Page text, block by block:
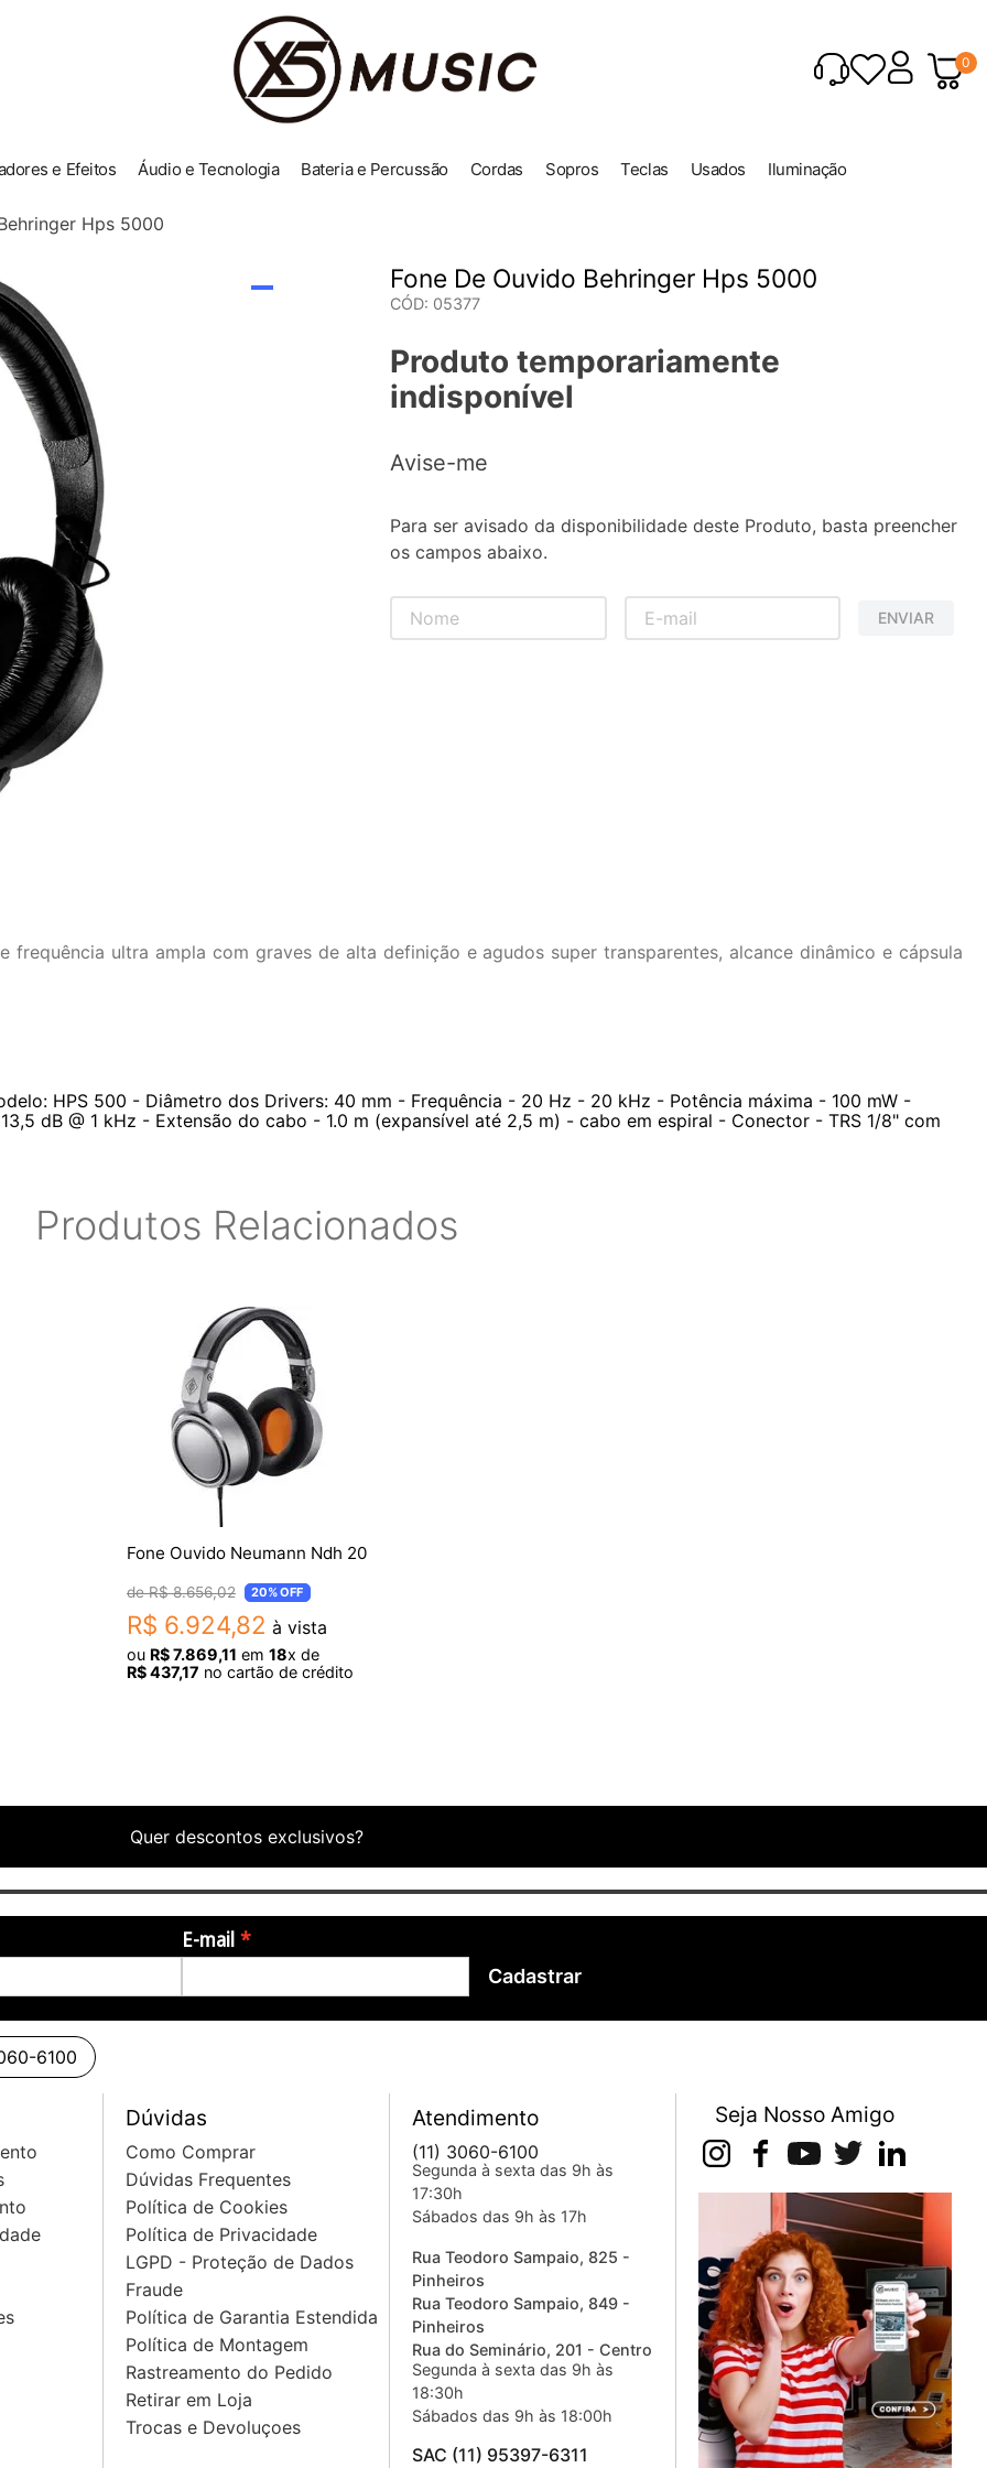
0
e Efeitos Áudio e Tecnologia Bateria e Percussão Cordas Sopros Teclas Usados Iluminação
Hps 5000
Fone De Ouvido Behringer Hps 5000
CÓD: 05377
Produto temporariamente
indisponível
Avise-me
Para ser avisado da disponibilidade deste Produto, basta preencher
os campos abaixo.
ENVIAR
frequência ultra ampla com graves de alta definição e agudos super transparentes, alcance dinâmico e cápsula
HPS 500 - Diâmetro dos Drivers: 40 mm - Frequência - 20 Hz - 20 kHz - Potência máxima - 100 mW -
dB @ 1 kHz - Extensão do cabo - 1.0 m (expansível até 2,5 m) - cabo em espiral - Conector - TRS 1/8" com
Produtos Relacionados
Fone Ouvido Neumann Ndh 20
R$ 8.656,02 20%OFF
R$ 6.924,82 à vista
ou R$7.869,11 em 18x de
R$437,17 no cartão de crédito
Quer descontos exclusivos?
E-mail
Cadastrar
6100
Dúvidas
Como Comprar
Dúvidas Frequentes
Política de Cookies
Política de Privacidade
LGPD - Proteção de Dados
Fraude
Política de Garantia Estendida
Política de Montagem
Rastreamento do Pedido
Retirar em Loja
Trocas e Devoluçoes
Atendimento
(11) 3060-6100
Segunda à sexta das 9h às
17:30h
Sábados das 9h às 17h
Rua Teodoro Sampaio, 825 -
Pinheiros
Rua Teodoro Sampaio, 849 -
Pinheiros
Rua do Seminário, 201 - Centro
Segunda à sexta das 9h às
18:30h
Sábados das 9h às 18:00h
SAC (11) 95397-6311
Seja Nosso Amigo